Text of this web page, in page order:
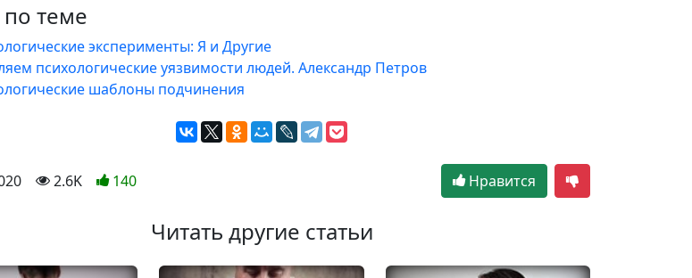
теме
эксперименты: Я и Другие
психологические уязвимости людей. Александр Петров
шаблоны подчинения
2.6K 140 Нравится
Читать другие статьи